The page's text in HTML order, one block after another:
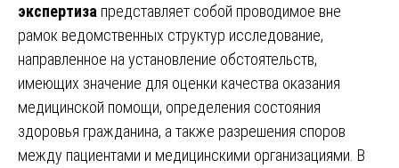
экспертиза представляет собой проводимое вне
рамок ведомственных структур исследование,
направленное на установление обстоятельств,
имеющих значение для оценки качества оказания
медицинской помощи, определения состояния
здоровья гражданина, а также разрешения споров
между пациентами и медицинскими организациями. В